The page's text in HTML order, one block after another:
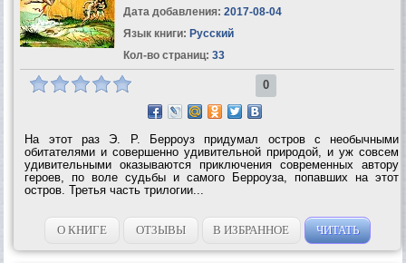
Дата добавления: 2017-08-04
Язык книги: Русский
Кол-во страниц: 33
0
На этот раз Э. Р. Берроуз придумал остров с необычными
обитателями и совершенно удивительной природой, и уж совсем
удивительными оказываются приключения современных автору
героев, по воле судьбы и самого Берроуза, попавших на этот
остров. Третья часть трилогии...
О КНИГЕ ОТЗЫВЫ В ИЗБРАННОЕ ЧИТАТЬ